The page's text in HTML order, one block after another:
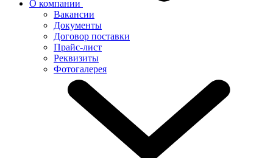
О компании
Вакансии
Документы
Договор поставки
Прайс-лист
Реквизиты
Фотогалерея